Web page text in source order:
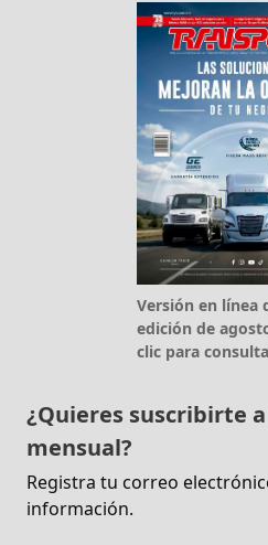
Versión en línea
edición de
clic para
¿Quieres suscribirte
mensual?
Registra tu correo
información.